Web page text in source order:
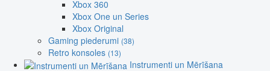
Xbox 360
Xbox One un Series
Xbox Original
Gaming piederumi (38)
Retro konsoles (13)
Instrumenti un Mērīšana